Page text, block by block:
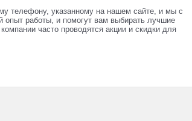
телефону, указанному на нашем сайте, и мы с
работы, и помогут вам выбирать лучшие
часто проводятся акции и скидки для